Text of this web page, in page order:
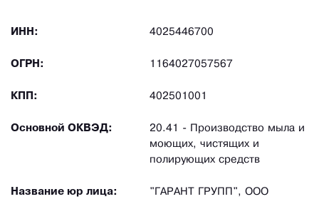
ИНН: 4025446700
ОГРН: 1164027057567
КПП: 402501001
Основной ОКВЭД:
20.41 - Производство мыла и
моющих, чистящих и
полирующих средств
Название юр лица: "ГАРАНТ ГРУПП", ООО